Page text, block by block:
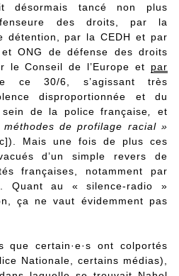
désormais tancé non plus
des droits, par la
détention, par la CEDH et par
ONG de défense des droits
le Conseil de l’Europe et par
ce 30/6, s’agissant très
disproportionnée et du
de la police française
et
de profilage racial »
Mais une fois de plus ces
d’un simple revers de
françaises, notamment par
Quant au « silence-radio »
ça ne vaut évidemment pas
que certain·e·s ont colportés
Nationale, certains médias),